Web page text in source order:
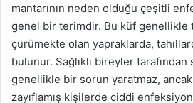
mantarının neden olduğu çeşitli
genel bir terimdir. Bu küf genellikle
çürümekte olan yapraklarda,
bulunur. Sağlıklı bireyler
genellikle bir sorun yaratmaz, ancak
zayıflamış kişilerde ciddi